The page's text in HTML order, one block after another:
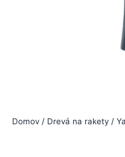
Domov / Drevá na rakety /